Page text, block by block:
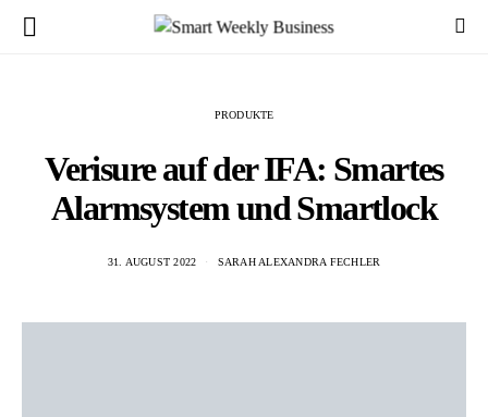
PRODUKTE
Verisure auf der IFA: Smartes
Alarmsystem und Smartlock
31. AUGUST 2022 SARAH ALEXANDRA FECHLER